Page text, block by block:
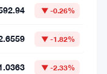
▼ -0.26%
▼ -1.82%
▼ -2.33%